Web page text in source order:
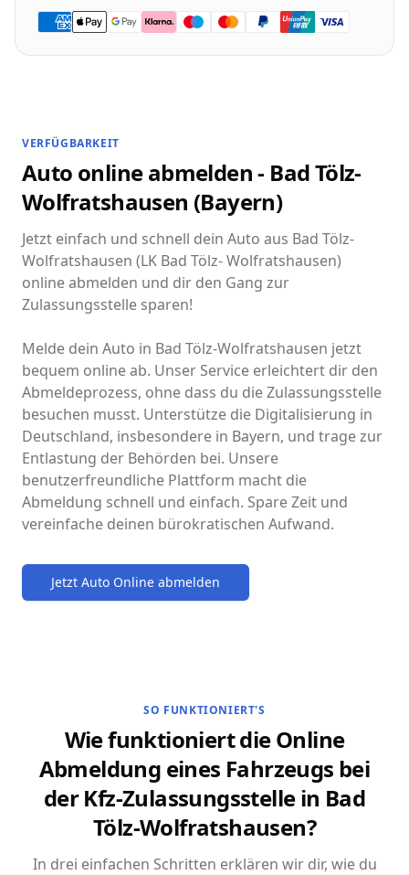
VERFÜGBARKEIT
Auto online abmelden - Bad Tölz-
Wolfratshausen (Bayern)
Jetzt einfach und schnell dein Auto aus Bad Tölz-
Wolfratshausen (LK Bad Tölz- Wolfratshausen)
online abmelden und dir den Gang zur
Zulassungsstelle sparen!
Melde dein Auto in Bad Tölz-Wolfratshausen jetzt
bequem online ab. Unser Service erleichtert dir den
Abmeldeprozess, ohne dass du die Zulassungsstelle
besuchen musst. Unterstütze die Digitalisierung in
Deutschland, insbesondere in Bayern, und trage zur
Entlastung der Behörden bei. Unsere
benutzerfreundliche Plattform macht die
Abmeldung schnell und einfach. Spare Zeit und
vereinfache deinen bürokratischen Aufwand.
Jetzt Auto Online abmelden
SO FUNKTIONIERT'S
Wie funktioniert die Online
Abmeldung eines Fahrzeugs bei
der Kfz-Zulassungsstelle in Bad
Tölz-Wolfratshausen?
In drei einfachen Schritten erklären wir dir, wie du